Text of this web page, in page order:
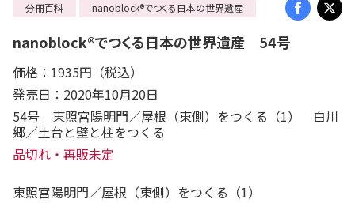
分冊百科 nanoblock®でつくる日本の世界遺産
nanoblock®でつくる日本の世界遺産 54号
価格：1935円（税込）
発売日：2020年10月20日
54号 東照宮陽明門／屋根（東側）をつくる（1） 白川
郷／土台と壁と柱をつくる
品切れ・再販未定
東照宮陽明門／屋根（東側）をつくる（1）